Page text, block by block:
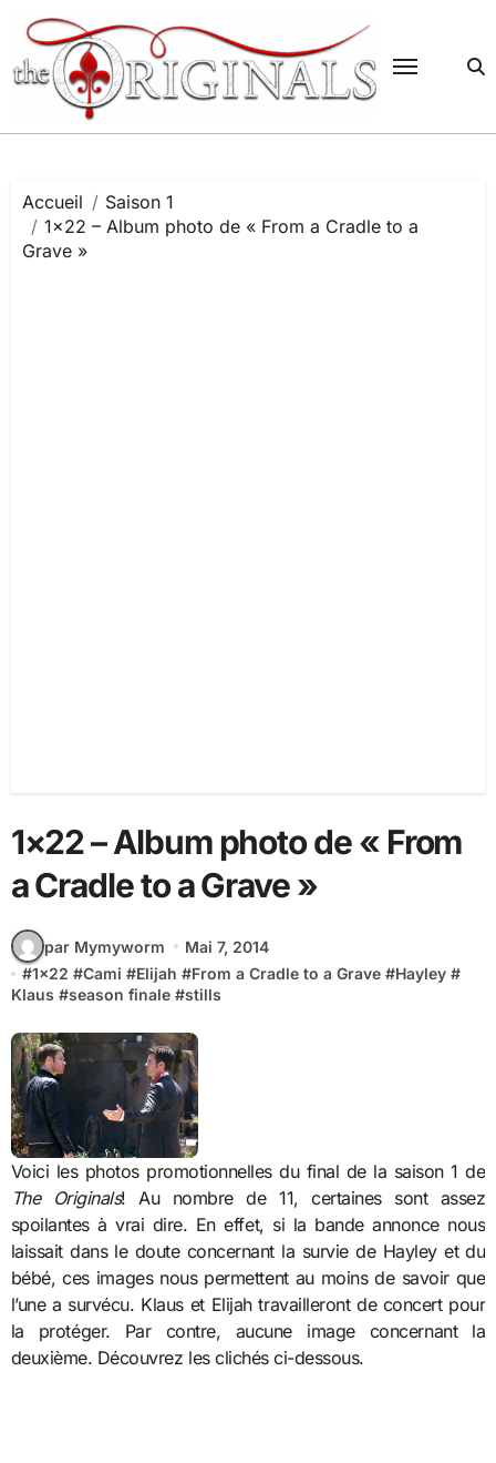
contenu
Accueil
Saison 1
1×22 – Album photo de « From a Cradle to a
Grave »
1×22 – Album photo de « From
a Cradle to a Grave »
par Mymyworm
Mai 7, 2014
#1x22 #Cami #Elijah #From a Cradle to a Grave #Hayley #
Klaus #season finale #stills
Voici les photos promotionnelles du final de la saison 1 de
The Originals! Au nombre de 11, certaines sont assez
spoilantes à vrai dire. En effet, si la bande annonce nous
laissait dans le doute concernant la survie de Hayley et du
bébé, ces images nous permettent au moins de savoir que
l’une a survécu. Klaus et Elijah travailleront de concert pour
la protéger. Par contre, aucune image concernant la
deuxième. Découvrez les clichés ci-dessous.